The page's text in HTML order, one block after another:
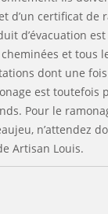
d’un certificat de
d’évacuation
et tous
dont une
est toutefois
Pour le
n’attendez
Artisan Louis.